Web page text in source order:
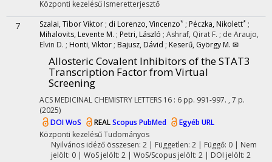
Központi kezelésű Ismeretterjesztő
7 Szalai, Tibor Viktor ; di Lorenzo, Vincenzo* ; Péczka, Nikolett* ;
Mihalovits, Levente M. ; Petri, László ; Ashraf, Qirat F. ; de Araujo,
Elvin D. ; Honti, Viktor ; Bajusz, Dávid ; Keserű, György M. ✉
Allosteric Covalent Inhibitors of the STAT3
Transcription Factor from Virtual
Screening
ACS MEDICINAL CHEMISTRY LETTERS 16 : 6 pp. 991-997. , 7 p.
(2025)
DOIWoS REALScopus PubMed
Egyéb URL
Központi kezelésűTudományos
Nyilvános idéző összesen: 2| Független: 2 | Függő: 0 | Nem
jelölt: 0 | WoS jelölt: 2 | WoS/Scopus jelölt: 2 | DOI jelölt: 2